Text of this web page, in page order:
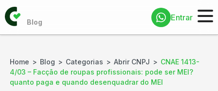
Entrar
Home Blog Categorias Abrir CNPJ
CNAE 1413-
4/03 – Facção de roupas profissionais: pode ser MEI?
quanto paga e quando desenquadrar do MEI